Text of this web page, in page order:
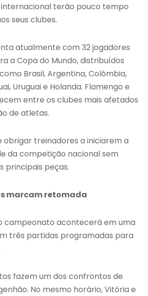
terão pouco tempo
seus clubes.
atualmente com 32 jogadores
a Copa do Mundo, distribuídos
Brasil, Argentina, Colômbia,
Uruguai e Holanda. Flamengo e
entre os clubes mais afetados
de atletas.
obrigar treinadores a iniciarem a
da competição nacional sem
principais peças.
marcam retomada
campeonato acontecerá em uma
três partidas programadas para
fazem um dos confrontos de
No mesmo horário, Vitória e